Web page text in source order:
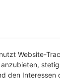
Website-
den Interessen